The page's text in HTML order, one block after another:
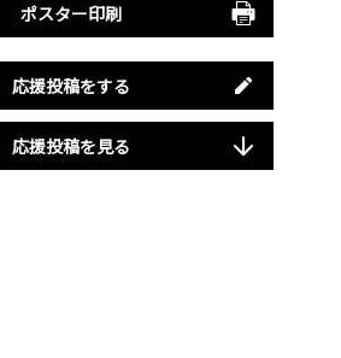
ポスター印刷
応援投稿をする
応援投稿を見る